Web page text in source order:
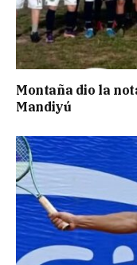
Montaña dio la
Mandiyú